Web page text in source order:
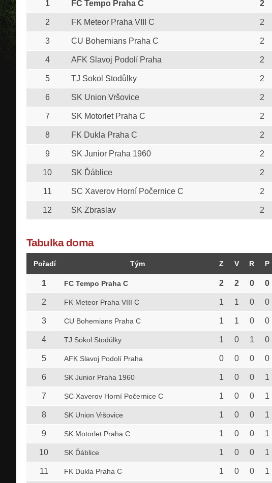
1 FC Tempo Praha C 2
2 FK Meteor Praha VIII C 2
3 CU Bohemians Praha C 2
4 AFK Slavoj Podolí Praha 2
5 TJ Sokol Stodůlky 2
6 SK Union Vršovice 2
7 SK Motorlet Praha C 2
8 FK Dukla Praha C 2
9 SK Junior Praha 1960 2
10 SK Ďáblice 2
11 SC Xaverov Horní Počernice C 2
12 SK Zbraslav 2
Tabulka doma
Pořadí Tým Z V R P
1 FC Tempo Praha C 2 2 0 0
2 FK Meteor Praha VIII C 1 1 0 0
3 CU Bohemians Praha C 1 1 0 0
4 TJ Sokol Stodůlky 1 0 1 0
5 AFK Slavoj Podolí Praha 0 0 0 0
6 SK Junior Praha 1960 1 0 0 1
7 SC Xaverov Horní Počernice C 1 0 0 1
8 SK Union Vršovice 1 0 0 1
9 SK Motorlet Praha C 1 0 0 1
10 SK Ďáblice 1 0 0 1
11 FK Dukla Praha C 1 0 0 1